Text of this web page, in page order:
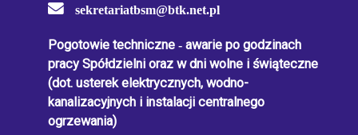
sekretariatbsm@btk.net.pl
Pogotowie techniczne - awarie po godzinach
pracy Spółdzielni oraz w dni wolne i świąteczne
(dot. usterek elektrycznych, wodno-
kanalizacyjnych i instalacji centralnego
ogrzewania)